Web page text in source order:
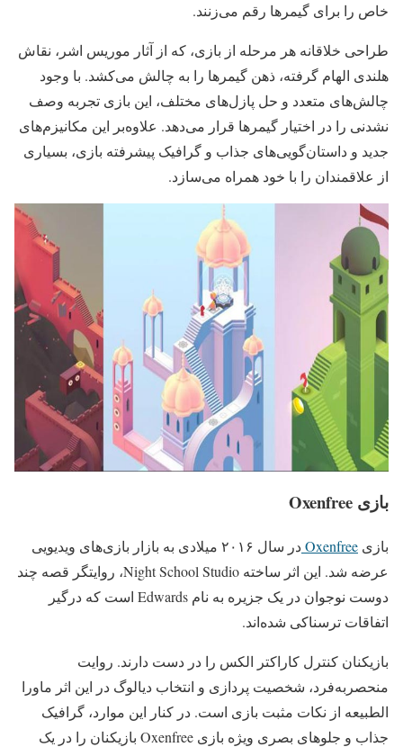
خاص را برای گیمرها رقم می‌زنند.
طراحی خلاقانه هر مرحله از بازی، که از آثار موریس اشر، نقاش
هلندی الهام گرفته، ذهن گیمرها را به چالش می‌کشد. با وجود
چالش‌های متعدد و حل پازل‌های مختلف، این بازی تجربه وصف
نشدنی را در اختیار گیمرها قرار می‌دهد. علاوه‌بر این مکانیزم‌های
جدید و داستان‌گویی‌های جذاب و گرافیک پیشرفته بازی، بسیاری
از علاقمندان را با خود همراه می‌سازد.
بازی Oxenfree
بازی Oxenfree
در سال ۲۰۱۶ میلادی به بازار بازی‌های ویدیویی
عرضه شد. این اثر ساخته Night School Studio، روایتگر قصه چند
دوست نوجوان در یک جزیره به نام Edwards است که درگیر
اتفاقات ترسناکی شده‌اند.
بازیکنان کنترل کاراکتر الکس را در دست دارند. روایت
منحصربه‌فرد، شخصیت پردازی و انتخاب دیالوگ در این اثر ماورا
الطبیعه از نکات مثبت بازی است. در کنار این موارد، گرافیک
جذاب و جلوهای بصری ویژه بازی Oxenfree بازیکنان را در یک